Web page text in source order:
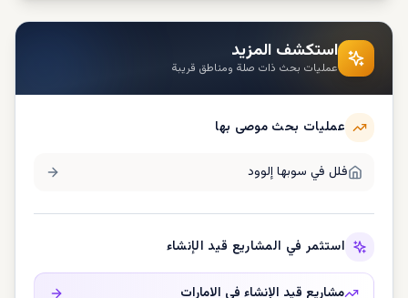
استكشف المزيد
عمليات بحث ذات صلة ومناطق قريبة
عمليات بحث موصى بها
فلل في سوبها إلوود
استثمر في المشاريع قيد الإنشاء
مشاريع قيد الإنشاء في الامارات